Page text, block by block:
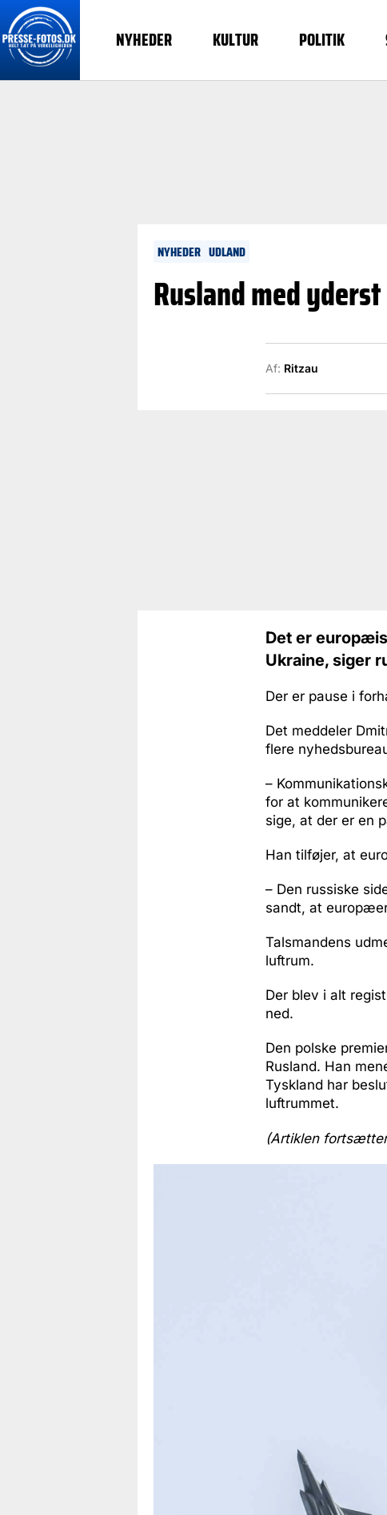
NYHEDER KULTUR POLITIK
NYHEDER UDLAND
Rusland med
Af: Ritzau
Det er
Ukraine, siger
Der er pause i
Det meddeler
flere
–
for at
sige, at der er en
Han tilføjer, at
– Den russiske
sandt, at
Talsmandens
luftrum.
Der blev i alt
ned.
Den polske
Rusland. Han
Tyskland har
luftrummet.
(Artiklen